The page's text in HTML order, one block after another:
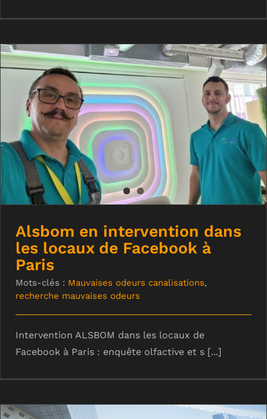
Alsbom en intervention dans les
locaux de Facebook à Paris
Alsbom en intervention dans
les locaux de Facebook à
Paris
Mots-clés : Mauvaises odeurs canalisations,
recherche mauvaises odeurs
Intervention ALSBOM dans les locaux de
Facebook à Paris : enquête olfactive et s [...]